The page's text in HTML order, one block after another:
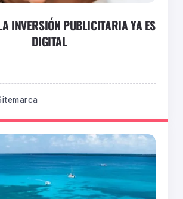
INVERSIÓN PUBLICITARIA YA ES
DIGITAL